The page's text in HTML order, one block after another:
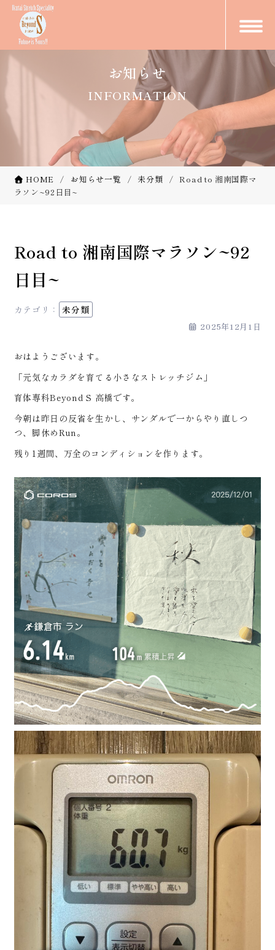
INFORMATION
お知らせ
HOME お知らせ一覧 未分類
Road to 湘南国際マ
ラソン~92日目~
Road to 湘南国際マラソン~92
日目~
カテゴリ： 未分類
2025年12月1日
おはようございます。
「元気なカラダを育てる小さなストレッチジム」
育体専科Beyond S 高橋です。
今朝は昨日の反省を生かし、サンダルで一からやり直しつ
つ、脚休めRun。
残り1週間、万全のコンディションを作ります。